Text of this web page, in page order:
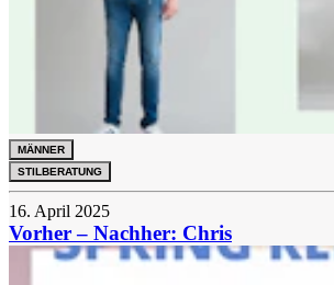
MÄNNER
STILBERATUNG
16. April 2025
Vorher – Nachher: Chris